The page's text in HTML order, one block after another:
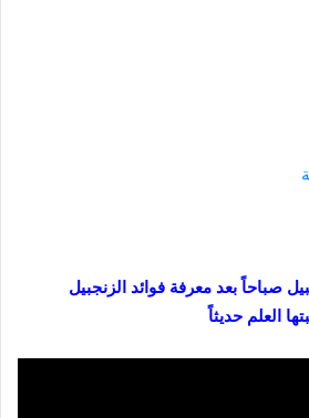
بعد معرفة فوائد الزنجبيل
العلم حديثاً